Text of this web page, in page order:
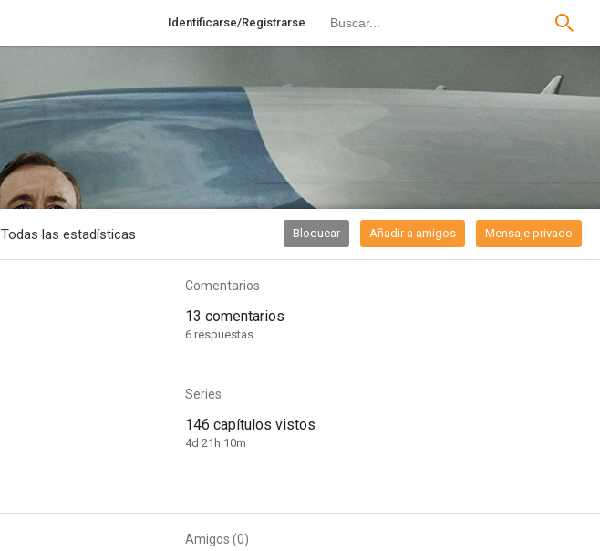
Identificarse/Registrarse
Todas las estadísticas Mensaje privado
Añadir a amigos
Bloquear
Comentarios
13 comentarios
6 respuestas
Series
146 capítulos vistos
4d 21h 10m
Amigos (0)